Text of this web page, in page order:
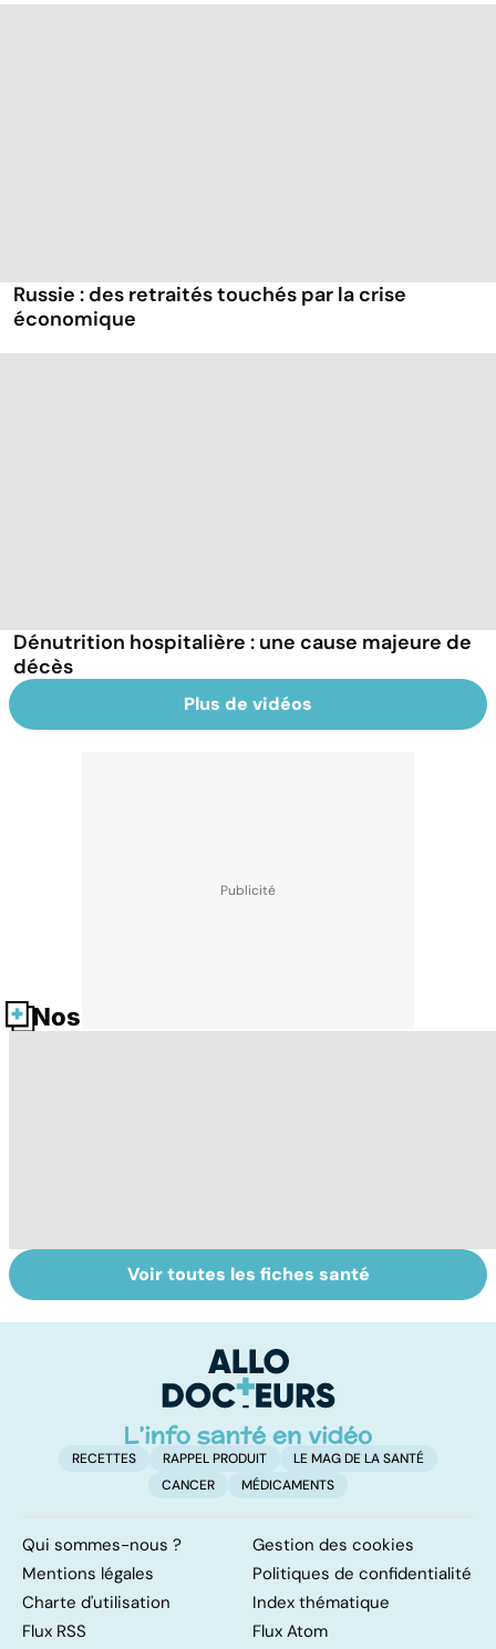
Russie : des retraités touchés par la crise
économique
Dénutrition hospitalière : une cause majeure de
décès
Plus de vidéos
Nos fiches santé
Faire du sport à
domicile, c'est
Don de gamètes :
le pour et le
levée de
l'anonymat
Voir toutes les fiches santé
RECETTES RAPPEL PRODUIT
LE MAG DE LA SANTÉ
CANCER
MÉDICAMENTS
Qui sommes-nous ?
Gestion des cookies
Mentions légales
Politiques de confidentialité
Charte d'utilisation
Index thématique
Flux RSS
Flux Atom